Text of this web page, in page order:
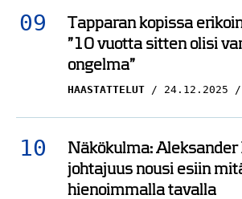
Tapparan kopissa
”10 vuotta sitten olisi
ongelma”
HAASTATTELUT 24.12.2025
Näkökulma: Aleksander
johtajuus nousi esiin
hienoimmalla tavalla